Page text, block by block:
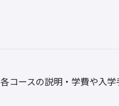
コースの説明・学費や入学